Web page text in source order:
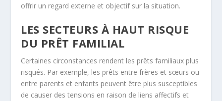
offrir un regard externe et objectif sur la situation.
LES SECTEURS À HAUT RISQUE
DU PRÊT FAMILIAL
Certaines circonstances rendent les prêts familiaux plus
risqués. Par exemple, les prêts entre frères et sœurs ou
entre parents et enfants peuvent être plus susceptibles
de causer des tensions en raison de liens affectifs et